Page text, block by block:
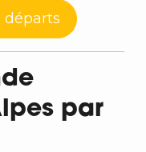
départs
par